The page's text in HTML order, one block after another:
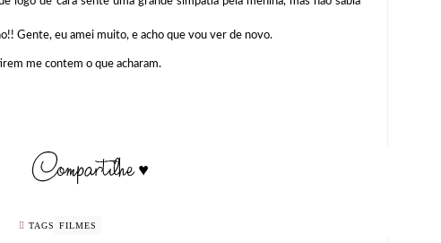
Gente, eu amei muito, e acho que vou ver de novo.
me contem o que acharam.
TAGS FILMES